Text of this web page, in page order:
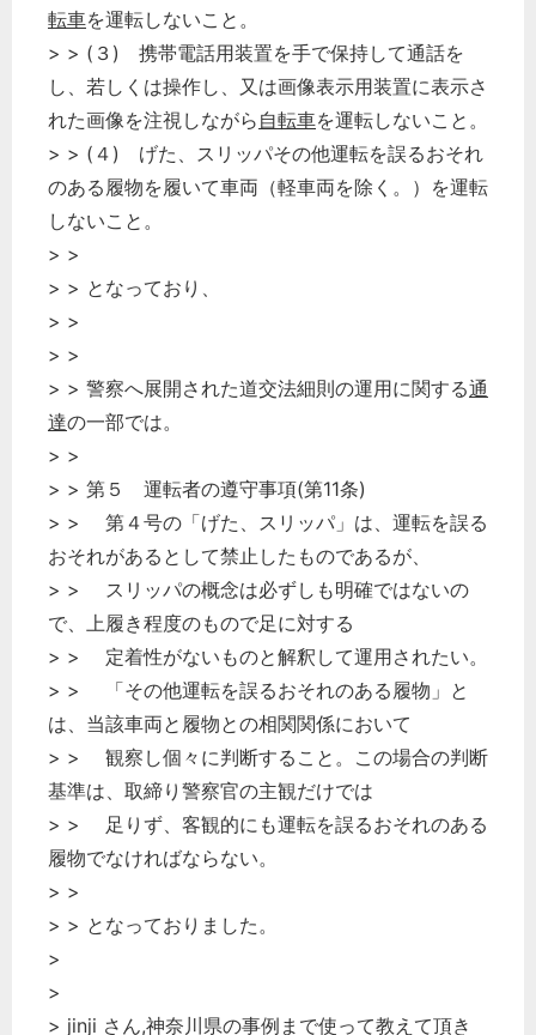
転車を運転しないこと。
> > (３) 携帯電話用装置を手で保持して通話を
し、若しくは操作し、又は画像表示用装置に表示さ
れた画像を注視しながら 自転車を運転しないこと。
> > (４) げた、スリッパその他運転を誤るおそれ
のある履物を履いて車両（軽車両を除く。）を運転
しないこと。
> >
> > となっており、
> >
> >
> > 警察へ展開された道交法細則の運用に関する通
達の一部では。
> >
> > 第５ 運転者の遵守事項(第11条)
> > 第４号の「げた、スリッパ」は、運転を誤る
おそれがあるとして禁止したものであるが、
> > スリッパの概念は必ずしも明確ではないの
で、上履き程度のもので足に対する
> > 定着性がないものと解釈して運用されたい。
> > 「その他運転を誤るおそれのある履物」と
は、当該車両と履物との相関関係において
> > 観察し個々に判断すること。この場合の判断
基準は、取締り警察官の主観だけでは
> > 足りず、客観的にも運転を誤るおそれのある
履物でなければならない。
> >
> > となっておりました。
>
>
> jinji さん,神奈川県の事例まで使って教えて頂き